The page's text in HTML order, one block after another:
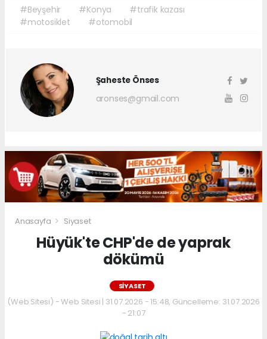
#Beyşehir #Konya
#trafik kazası
#motosiklet
#otomobil
Şaheste Önses
aronses@gmail.com
Anasayfa Siyaset
Hüyük'te CHP'de de yaprak
dökümü
SIYASET
(Web Sitesi) - Web Sitesi | 31.07.2026 - 15:48, Güncelleme: 31.07.2026
- 21:07